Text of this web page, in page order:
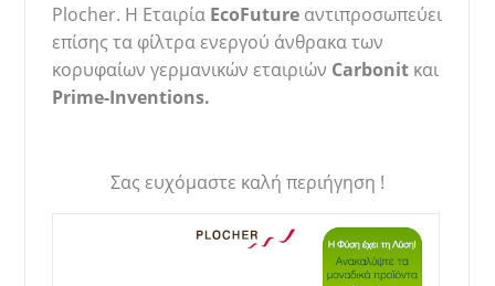
Plocher. Η Εταιρία EcoFuture αντιπροσωπεύει
επίσης τα φίλτρα ενεργού άνθρακα των
κορυφαίων γερμανικών εταιριών Carbonit και
Prime-Inventions.
Σας ευχόμαστε καλή περιήγηση !